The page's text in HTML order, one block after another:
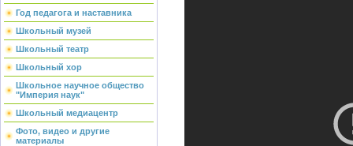
Год педагога и наставника
Школьный музей
Школьный театр
Школьный хор
Школьное научное общество
"Империя наук"
Школьный медиацентр
Фото, видео и другие
материалы